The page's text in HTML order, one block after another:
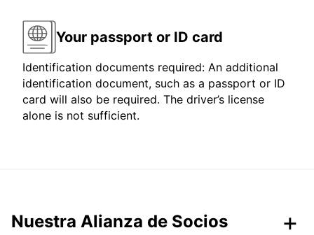
Your passport or ID card
Identification documents required: An additional
identification document, such as a passport or ID
card will also be required. The driver’s license
alone is not sufficient.
Nuestra Alianza de Socios